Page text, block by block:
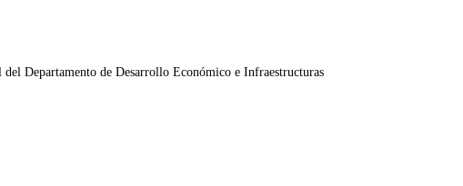
Departamento de Desarrollo Económico e Infraestructuras